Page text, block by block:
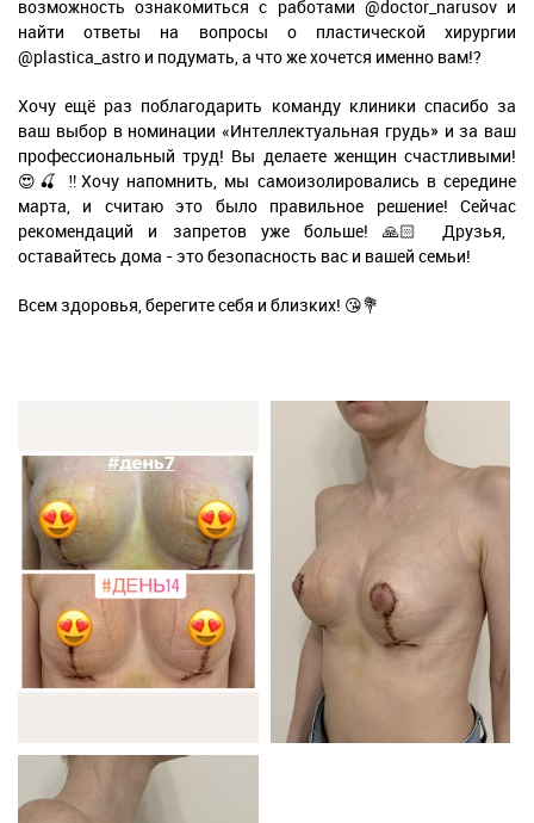
возможность ознакомиться с работами @doctor_narusov и
найти ответы на вопросы о пластической хирургии
@plastica_astro и подумать, а что же хочется именно вам!?
Хочу ещё раз поблагодарить команду клиники спасибо за
ваш выбор в номинации «Интеллектуальная грудь» и за ваш
профессиональный труд! Вы делаете женщин счастливыми!
😍🍒 ‼️Хочу напомнить, мы самоизолировались в середине
марта, и считаю это было правильное решение! Сейчас
рекомендаций и запретов уже больше! 🙏🏻 Друзья,
оставайтесь дома - это безопасность вас и вашей семьи!
Всем здоровья, берегите себя и близких! 😘💐